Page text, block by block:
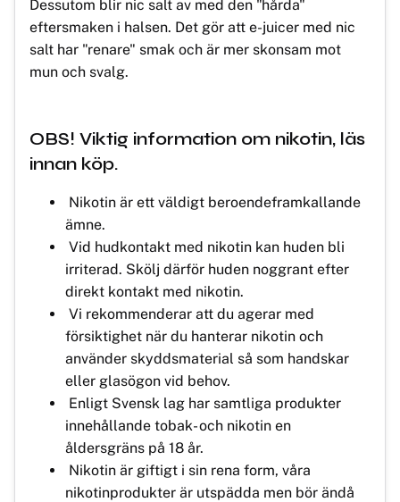
Dessutom blir nic salt av med den "hårda"
eftersmaken i halsen. Det gör att e-juicer med nic
salt har "renare" smak och är mer skonsam mot
mun och svalg.
OBS! Viktig information om nikotin, läs
innan köp.
Nikotin är ett väldigt beroendeframkallande
ämne.
Vid hudkontakt med nikotin kan huden bli
irriterad. Skölj därför huden noggrant efter
direkt kontakt med nikotin.
Vi rekommenderar att du agerar med
försiktighet när du hanterar nikotin och
använder skyddsmaterial så som handskar
eller glasögon vid behov.
Enligt Svensk lag har samtliga produkter
innehållande tobak- och nikotin en
åldersgräns på 18 år.
Nikotin är giftigt i sin rena form, våra
nikotinprodukter är utspädda men bör ändå